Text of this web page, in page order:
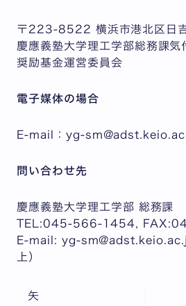
〒223-8522 横浜市港北区日
慶應義塾大学理工学部総務課
奨励基金運営委員会
電子媒体の場合
E-mail：yg-
問い合わせ先
慶應義塾大学理工学部 総務課
TEL:045-566-1454,
E-mail: yg-
上）
矢